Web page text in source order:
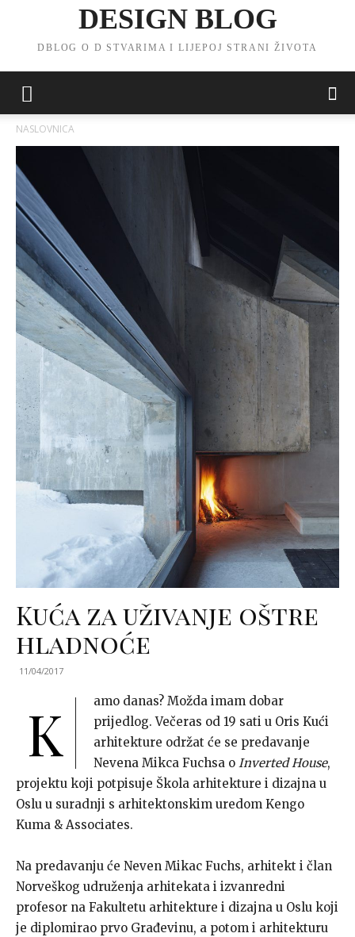
DESIGN BLOG
DBLOG O D STVARIMA I LIJEPOJ STRANI ŽIVOTA
NASLOVNICA
Kuća za uživanje oštre
hladnoće
11/04/2017
K
amo danas? Možda imam dobar
prijedlog. Večeras od 19 sati u Oris Kući
arhitekture održat će se predavanje
Nevena Mikca Fuchsa o Inverted House,
projektu koji potpisuje Škola arhitekture i dizajna u
Oslu u suradnji s arhitektonskim uredom Kengo
Kuma & Associates.
Na predavanju će Neven Mikac Fuchs, arhitekt i član
Norveškog udruženja arhitekata i izvanredni
profesor na Fakultetu arhitekture i dizajna u Oslu koji
je diplomirao prvo Građevinu, a potom i arhitekturu